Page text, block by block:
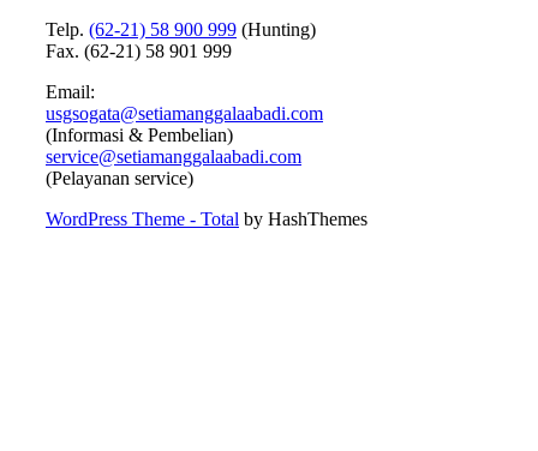
Telp. (62-21) 58 900 999 (Hunting)
Fax. (62-21) 58 901 999
Email:
usgsogata@setiamanggalaabadi.com
(Informasi & Pembelian)
service@setiamanggalaabadi.com
(Pelayanan service)
WordPress Theme - Total by HashThemes